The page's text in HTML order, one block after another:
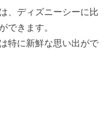
、ディズニーシーに比
できます。
特に新鮮な思い出がで